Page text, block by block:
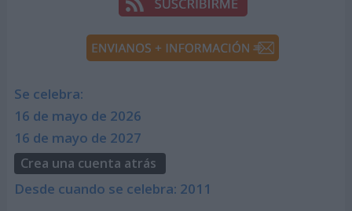
Se celebra:
16 de mayo de 2026
16 de mayo de 2027
Crea una cuenta atrás
Desde cuando se celebra: 2011